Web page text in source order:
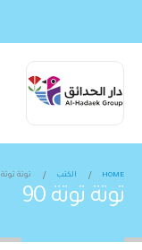
HOME الكتب توتة توتة 90
توتة توتة 90